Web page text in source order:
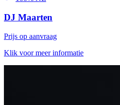
DJ Maarten
Prijs op aanvraag
Klik voor meer informatie